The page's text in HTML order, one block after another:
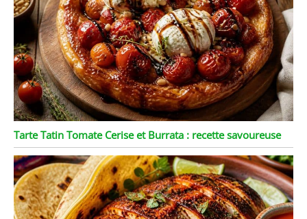
Tarte Tatin Tomate Cerise et Burrata : recette savoureuse